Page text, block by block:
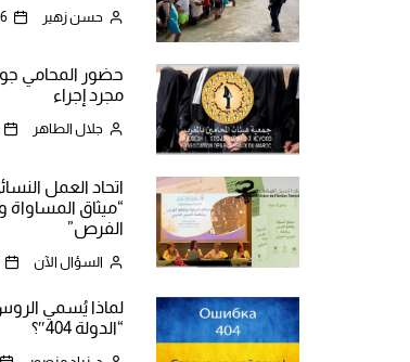
حسن زهير
حضور المحامي
مجرد إجراء
جلال الطاهر
اتحاد العمل
“ميثاق المساواة
الفرص”
السؤال الآن
لماذا يُسمي الروس
“الدولة 404″؟